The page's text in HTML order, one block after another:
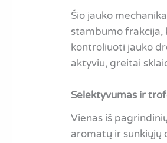
Šio jauko
stambumo frakcija,
kontroliuoti jauko
aktyviu, greitai
Selektyvumas ir
Vienas iš
aromatų ir sunkiųjų